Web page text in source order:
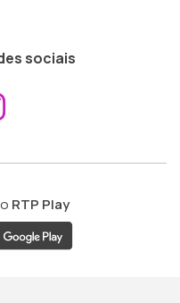
sociais
ao
RTP Play